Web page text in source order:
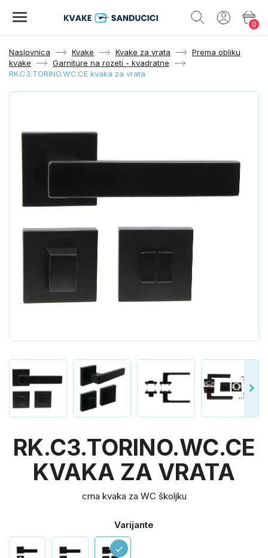
0
Naslovnica Kvake Kvake za vrata
Prema obliku
kvake
Garniture na rozeti - kvadratne
RK.C3.TORINO.WC.CE kvaka za vrata
RK.C3.TORINO.WC.CE
KVAKA ZA VRATA
crna kvaka za WC školjku
Varijante
check